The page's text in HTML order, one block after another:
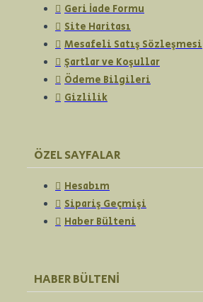
Geri İade Formu
Site Haritası
Mesafeli Satış Sözleşmesi
Şartlar ve Koşullar
Ödeme Bilgileri
Gizlilik
ÖZEL SAYFALAR
Hesabım
Sipariş Geçmişi
Haber Bülteni
HABER BÜLTENI